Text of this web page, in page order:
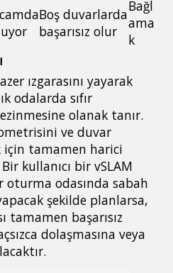
Boş duvarlarda
başarısız olur
Bağl
ama
k
ızgarasını yayarak
odalarda sıfır
olanak tanır.
ve duvar
için tamamen harici
kullanıcı bir vSLAM
oturma odasında sabah
şekilde planlarsa,
tamamen başarısız
dolaşmasına veya